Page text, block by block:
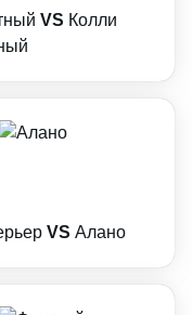
VS Колли
VS Алано